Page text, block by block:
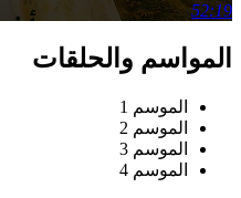
52:19
المواسم والحلقات
الموسم 1
الموسم 2
الموسم 3
الموسم 4